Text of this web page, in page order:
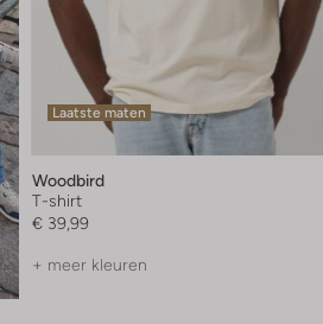
Laatste maten
Woodbird
T-shirt
€ 39,99
+ meer kleuren